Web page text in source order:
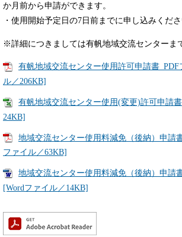
か月前から申請ができます。
・使用開始予定日の7日前までに申し込みくださ
※詳細につきましては有帆地域交流センターま
有帆地域交流センター使用許可申請書_PDF
ル／206KB]
有帆地域交流センター使用(変更)許可申請
24KB]
地域交流センター使用料減免（後納）申請
ファイル／63KB]
地域交流センター使用料減免（後納）申請
[Wordファイル／14KB]